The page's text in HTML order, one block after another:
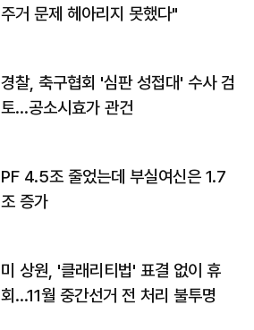
주거 문제 헤아리지 못했다"
경찰, 축구협회 '심판 성접대' 수사 검
토…공소시효가 관건
PF 4.5조 줄었는데 부실여신은 1.7
조 증가
미 상원, '클래리티법' 표결 없이 휴
회…11월 중간선거 전 처리 불투명